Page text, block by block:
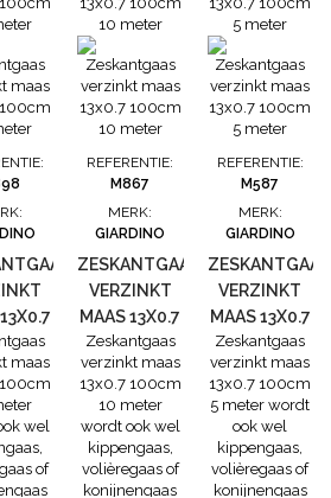
50 cm
m •
ter
Hoogte: 50 cm
lengte: 10 m •
Dit vlechtwerk
heeft ter
versteviging
dubbele...
Hoogte: 50 cm
lengte: 2.5 m •
Dit vlechtwerk
heeft ter
versteviging
dubbele...
25
maas
wel
of
REFERENTIE:
M867
MERK:
GIARDINO
ZESKANTGAAS
VERZINKT
MAAS 13X0.7
100CM 10
METER
Zeskantgaas
verzinkt maas
13x0.7 100cm
10 meter
wordt ook wel
kippengaas,
volièregaas of
konijnengaas
REFERENTIE:
M587
MERK:
GIARDINO
ZESKANTGAAS
VERZINKT
MAAS 13X0.7
100CM 5
METER
Zeskantgaas
verzinkt maas
13x0.7 100cm
5 meter wordt
ook wel
kippengaas,
volièregaas of
konijnengaas